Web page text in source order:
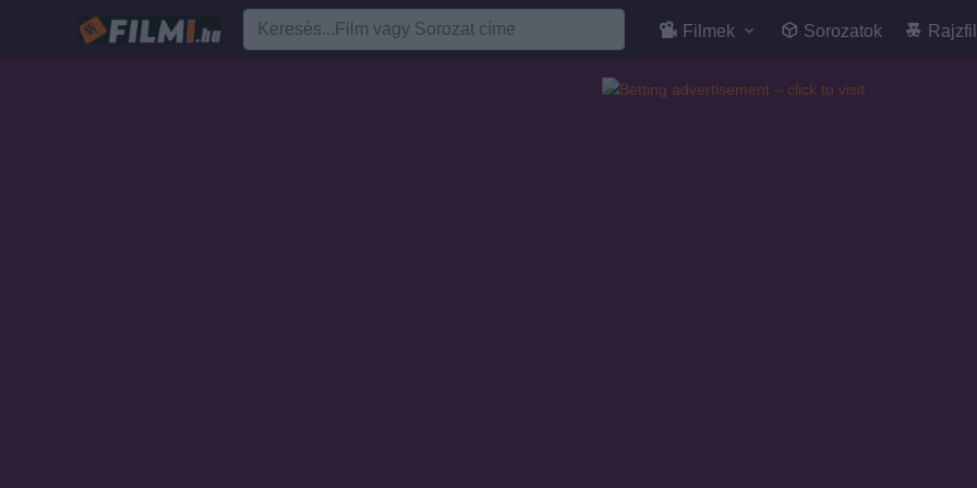
Filmek Sorozatok